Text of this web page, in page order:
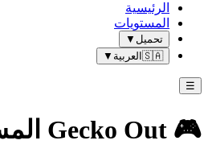
الرئيسية
المستويات
تحميل ▼
🇸🇦 العربية ▼
☰
🎮 Gecko Out المستوى 882 دليل - حل كامل وشرح